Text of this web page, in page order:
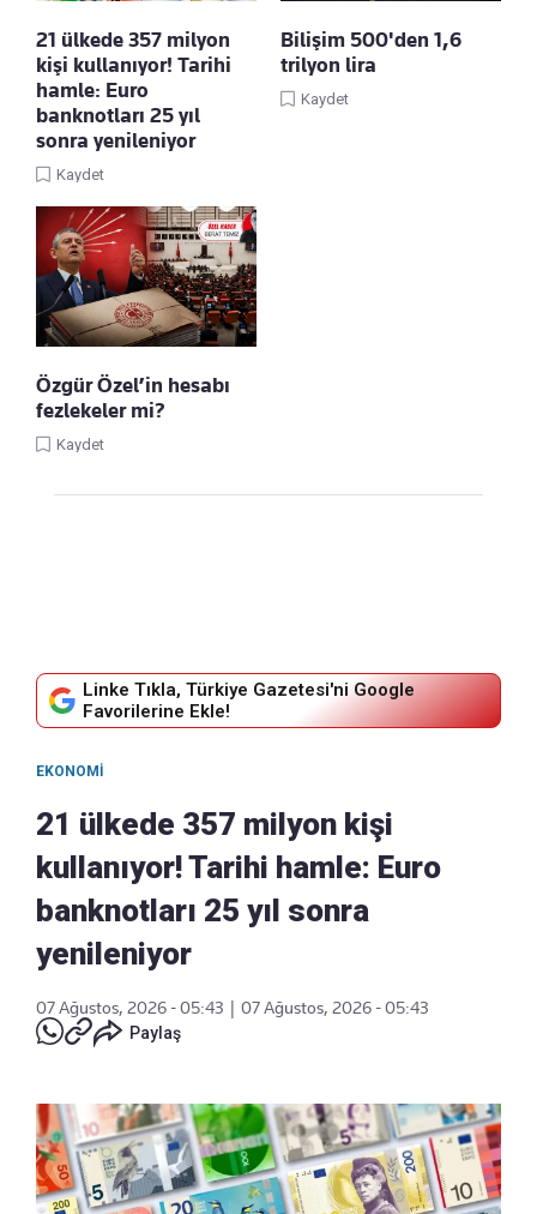
21 ülkede 357 milyon
kişi kullanıyor! Tarihi
hamle: Euro
banknotları 25 yıl
sonra yenileniyor
Kaydet
Bilişim 500'den 1,6
trilyon lira
Kaydet
Özgür Özel’in hesabı
fezlekeler mi?
Kaydet
Linke Tıkla, Türkiye Gazetesi'ni Google
Favorilerine Ekle!
EKONOMI
21 ülkede 357 milyon kişi
kullanıyor! Tarihi hamle: Euro
banknotları 25 yıl sonra
yenileniyor
07 Ağustos, 2026 - 05:43
07 Ağustos, 2026 - 05:43
Paylaş